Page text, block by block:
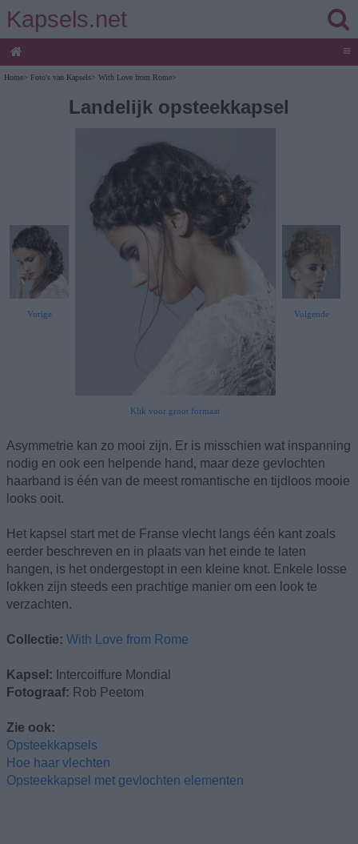
Kapsels.net
≡
Home> Foto's van Kapsels> With Love from Rome>
Landelijk opsteekkapsel
Vorige
Klik voor groot formaat
Volgende
Asymmetrie kan zo mooi zijn. Er is misschien wat inspanning
nodig en ook een helpende hand, maar deze gevlochten
haarband is één van de meest romantische en tijdloos mooie
looks ooit.
Het kapsel start met de Franse vlecht langs één kant zoals
eerder beschreven en in plaats van het einde te laten
hangen, is het ondergestopt in een kleine knot. Enkele losse
lokken zijn steeds een prachtige manier om een look te
verzachten.
Collectie: With Love from Rome
Kapsel: Intercoiffure Mondial
Fotograaf: Rob Peetom
Zie ook:
Opsteekkapsels
Hoe haar vlechten
Opsteekkapsel met gevlochten elementen